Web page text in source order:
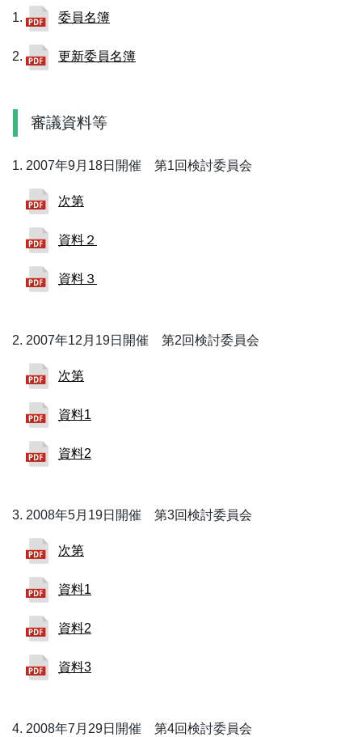
委員名簿
更新委員名簿
審議資料等
2007年9月18日開催 第1回検討委員会
次第
資料２
資料３
2007年12月19日開催 第2回検討委員会
次第
資料1
資料2
2008年5月19日開催 第3回検討委員会
次第
資料1
資料2
資料3
2008年7月29日開催 第4回検討委員会